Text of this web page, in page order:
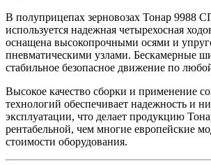
В полуприцепах зерновозах Тонар 9988
используется надежная четырехосная
оснащена высокопрочными осями и
пневматическими узлами. Бескамерные
стабильное безопасное движение по
Высокое качество сборки и применение
технологий обеспечивает надежность и
эксплуатации, что делает продукцию
рентабельной, чем многие европейские
стоимости оборудования.